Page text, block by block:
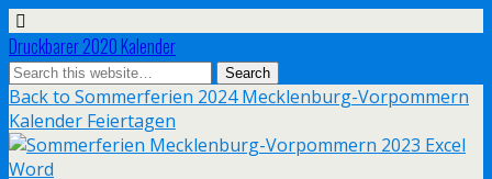
Druckbarer 2020 Kalender
Back to Sommerferien 2024 Mecklenburg-Vorpommern
Kalender Feiertagen